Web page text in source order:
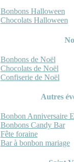
Bonbons Halloween
Chocolats Halloween
Bonbons de Noël
Chocolats de Noël
Confiserie de Noël
Autres
Bonbon Anniversaire
Bonbons Candy Bar
Fête foraine
Bar à bonbon mariage